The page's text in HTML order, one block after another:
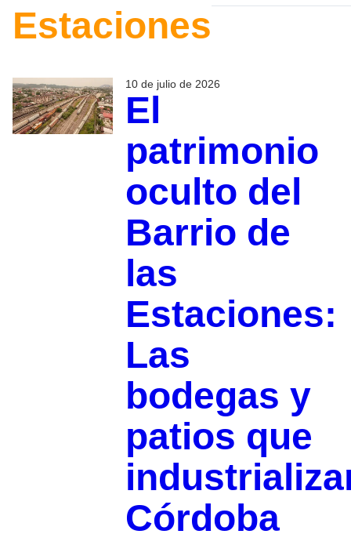
Estaciones
10 de julio de 2026
El
patrimonio
oculto del
Barrio de
las
Estaciones:
Las
bodegas y
patios que
Córdoba